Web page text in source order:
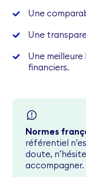
Une
Une
Une
financiers.
Normes
référentiel
doute,
accompagner.